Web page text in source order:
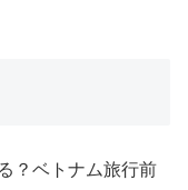
？ベトナム旅行前